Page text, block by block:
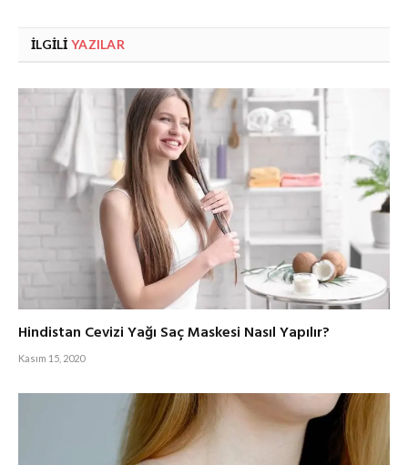
İLGILI YAZILAR
Hindistan Cevizi Yağı Saç Maskesi Nasıl Yapılır?
Kasım 15, 2020